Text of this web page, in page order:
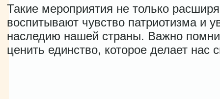
Такие мероприятия не только
воспитывают чувство патриотизма и
наследию нашей страны. Важно
ценить единство, которое делает нас